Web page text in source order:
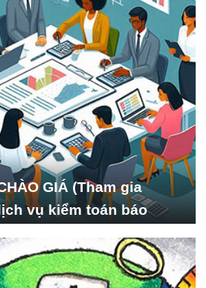
GIÁ (Tham gia
vụ kiểm toán báo
Phát triển Xã